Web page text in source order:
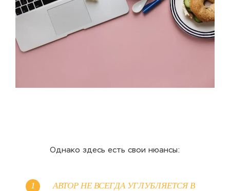
Однако здесь есть свои нюансы:
АВТОР НЕ ВСЕГДА УГЛУБЛЯЕТСЯ В